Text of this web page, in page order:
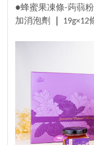
●蜂蜜果凍條-蒟蒻
加消泡劑
19g×12